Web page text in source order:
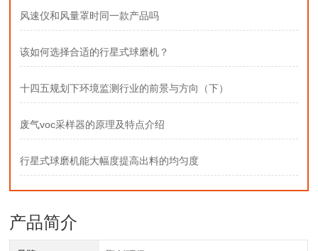
风速仪和风量罩时同一款产品吗
该如何选择合适的行星式球磨机？
十四五规划下环境监测行业的前景与方向（下）
废气voc采样器的原理及特点介绍
行星式球磨机能大幅度提高出料的均匀度
产品简介